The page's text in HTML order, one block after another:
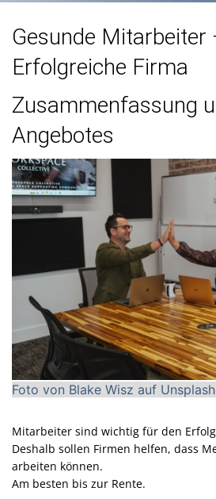
Gesunde Mitarbeiter
Erfolgreiche Firma
Zusammenfassung
Angebotes
Foto von Blake Wisz auf Unsplash
Mitarbeiter sind wichtig für den
Deshalb sollen Firmen helfen, dass
arbeiten können.
Am besten bis zur Rente.